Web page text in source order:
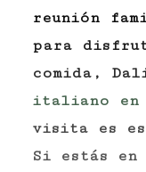
reunión
para
comida,
italiano en
visita es
Si estás en